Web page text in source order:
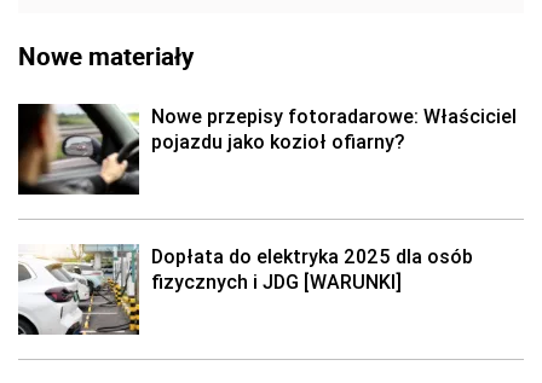
Nowe materiały
Nowe przepisy fotoradarowe: Właściciel
pojazdu jako kozioł ofiarny?
Dopłata do elektryka 2025 dla osób
fizycznych i JDG [WARUNKI]